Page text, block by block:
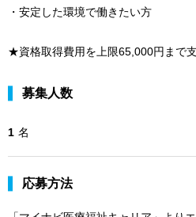
・安定した環境で働きたい方
★資格取得費用を上限65,000円まで
募集人数
1 名
応募方法